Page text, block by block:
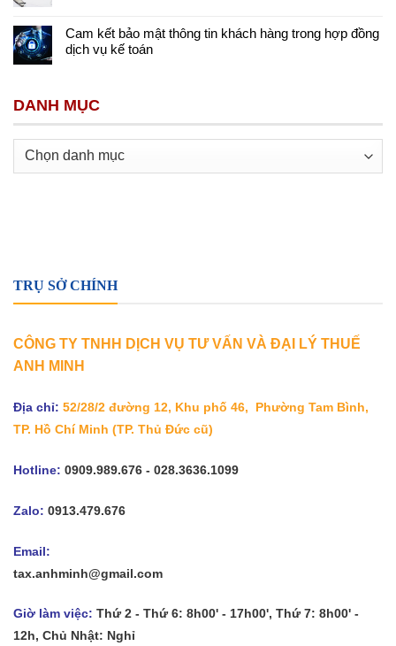
Cam kết bảo mật thông tin khách hàng trong hợp đồng
dịch vụ kế toán
DANH MỤC
Danh
TRỤ SỞ CHÍNH
CÔNG TY TNHH DỊCH VỤ TƯ VẤN VÀ ĐẠI LÝ THUẾ
ANH MINH
Địa chỉ: 52/28/2 đường 12, Khu phố 46, Phường Tam Bình,
TP. Hồ Chí Minh (TP. Thủ Đức cũ)
Hotline: 0909.989.676 - 028.3636.1099
Zalo: 0913.479.676
Email:
tax.anhminh@gmail.com
Giờ làm việc: Thứ 2 - Thứ 6: 8h00' - 17h00', Thứ 7: 8h00' -
12h, Chủ Nhật: Nghỉ